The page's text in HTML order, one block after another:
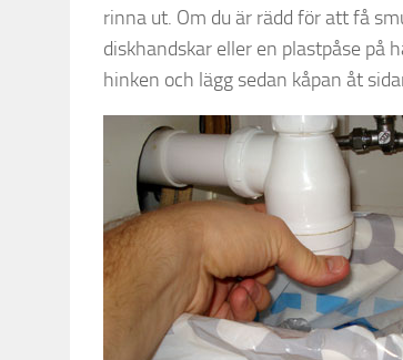
rinna ut. Om du är rädd för att få
diskhandskar eller en plastpåse på
hinken och lägg sedan kåpan åt